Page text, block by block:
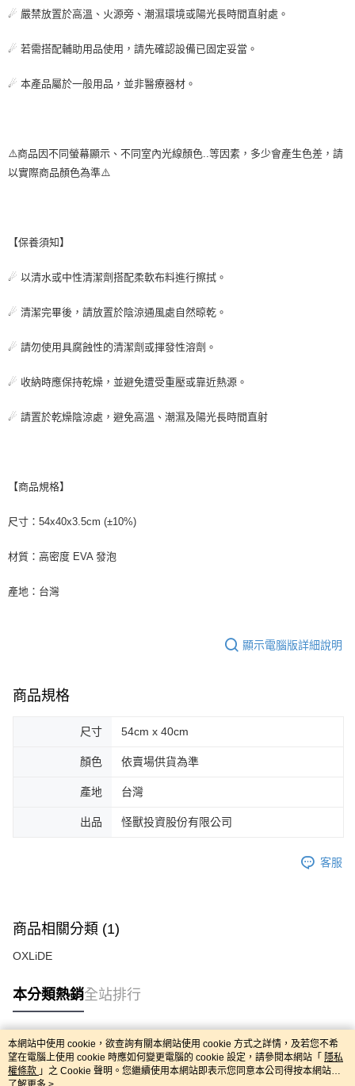
☄ 嚴禁放置於高溫、火源旁、潮濕環境或陽光長時間直射處。
☄ 若需搭配輔助用品使用，請先確認設備已固定妥當。
☄ 本產品屬於一般用品，並非醫療器材。
⚠️商品因不同螢幕顯示、不同室內光線顏色..等因素，多少會產生色差，請
以實際商品顏色為準⚠️
【保養須知】
☄ 以清水或中性清潔劑搭配柔軟布料進行擦拭。
☄ 清潔完畢後，請放置於陰涼通風處自然晾乾。
☄ 請勿使用具腐蝕性的清潔劑或揮發性溶劑。
☄ 收納時應保持乾燥，並避免遭受重壓或靠近熱源。
☄ 請置於乾燥陰涼處，避免高溫、潮濕及陽光長時間直射
【商品規格】
尺寸：54x40x3.5cm (±10%)
材質：高密度 EVA 發泡
產地：台灣
顯示電腦版詳細說明
商品規格
尺寸 54cm x 40cm
顏色 依賣場供貨為準
產地 台灣
出品 怪獸投資股份有限公司
客服
商品相關分類 (1)
OXLiDE
本分類熱銷全站排行
熱門標籤
本網站中使用 cookie，欲查詢有關本網站使用 cookie 方式之詳情，及若您不希
望在電腦上使用 cookie 時應如何變更電腦的 cookie 設定，請參閱本網站「 隱私
權條款 」之 Cookie 聲明。您繼續使用本網站即表示您同意本公司得按本網站使